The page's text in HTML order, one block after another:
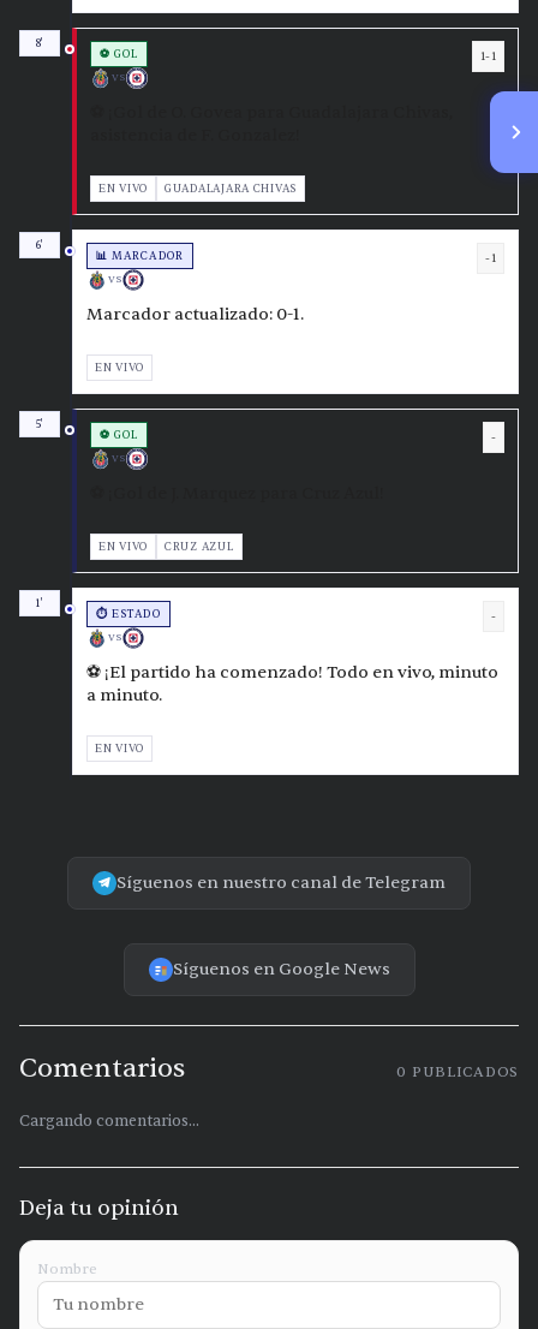
8'
⚽ GOL
VS
1-1
EN VIVO GUADALAJARA CHIVAS
6'
📊 MARCADOR
VS
-1
Marcador actualizado: 0-1.
EN VIVO
5'
⚽ GOL
VS
-
EN VIVO CRUZ AZUL
1'
⏱️ ESTADO
VS
-
⚽ ¡El partido ha comenzado! Todo en vivo, minuto
a minuto.
EN VIVO
Síguenos en nuestro canal de Telegram
Síguenos en Google News
Comentarios 0 PUBLICADOS
Cargando comentarios...
Deja tu opinión
Nombre